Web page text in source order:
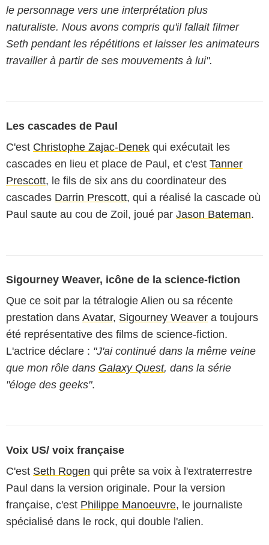
le personnage vers une interprétation plus
naturaliste. Nous avons compris qu'il fallait filmer
Seth pendant les répétitions et laisser les animateurs
travailler à partir de ses mouvements à lui".
Les cascades de Paul
C'est Christophe Zajac-Denek qui exécutait les
cascades en lieu et place de Paul, et c'est Tanner
Prescott, le fils de six ans du coordinateur des
cascades Darrin Prescott, qui a réalisé la cascade où
Paul saute au cou de Zoil, joué par Jason Bateman.
Sigourney Weaver, icône de la science-fiction
Que ce soit par la tétralogie Alien ou sa récente
prestation dans Avatar, Sigourney Weaver a toujours
été représentative des films de science-fiction.
L'actrice déclare : "J'ai continué dans la même veine
que mon rôle dans Galaxy Quest, dans la série
"éloge des geeks".
Voix US/ voix française
C'est Seth Rogen qui prête sa voix à l'extraterrestre
Paul dans la version originale. Pour la version
française, c'est Philippe Manoeuvre, le journaliste
spécialisé dans le rock, qui double l'alien.